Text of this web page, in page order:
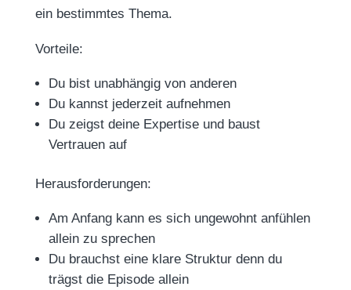
ein bestimmtes Thema.
Vorteile:
Du bist unabhängig von anderen
Du kannst jederzeit aufnehmen
Du zeigst deine Expertise und baust
Vertrauen auf
Herausforderungen:
Am Anfang kann es sich ungewohnt anfühlen
allein zu sprechen
Du brauchst eine klare Struktur denn du
trägst die Episode allein